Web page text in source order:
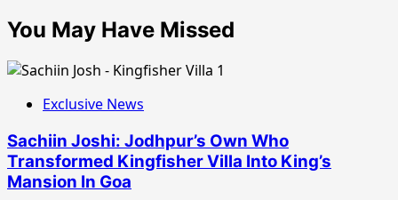
You May Have Missed
Exclusive News
Sachiin Joshi: Jodhpur’s Own Who
Transformed Kingfisher Villa Into King’s
Mansion In Goa